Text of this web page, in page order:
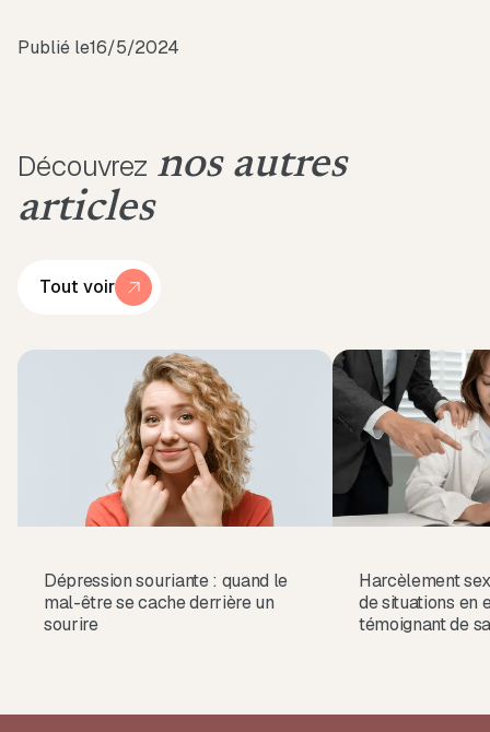
Publié le16/5/2024
Découvrez nos autres
articles
Tout voir
Dépression souriante : quand le
mal-être se cache derrière un
sourire
Harcèlement
de situations en
témoignant de